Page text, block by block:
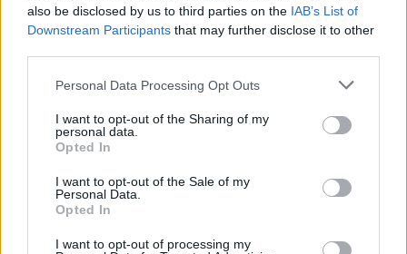
also be disclosed by us to third parties on the IAB’s List of
Downstream Participants that may further disclose it to other
Please note that this website/app uses one or more Google
not limited to your visit or usage behaviour. You may click to
grant or deny consent to Google and its third-party tags to
use your data for below specified purposes in below Google
consent section.
Personal Data Processing Opt Outs
I want to opt-out of the Sharing of my
personal data.
Opted In
I want to opt-out of the Sale of my
Personal Data.
Opted In
I want to opt-out of processing my
Continua a leggere